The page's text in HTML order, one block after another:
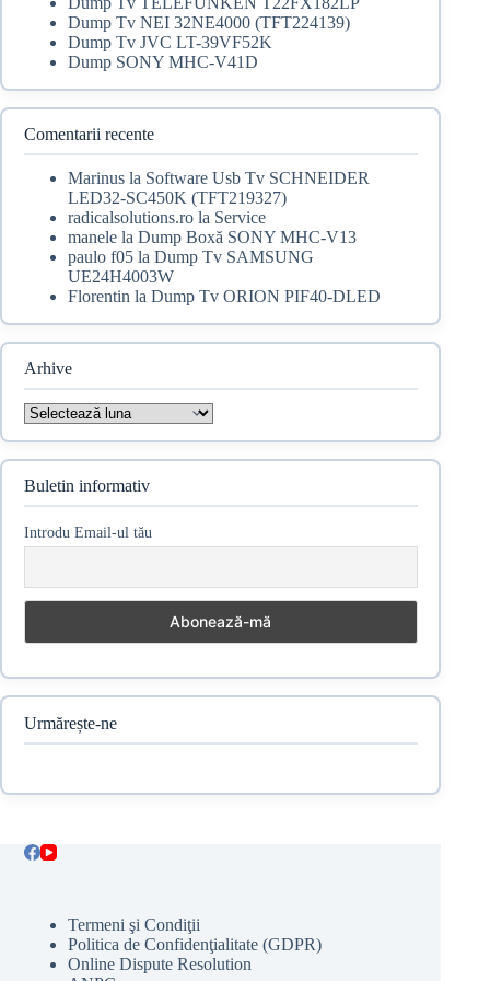
Dump Tv NEI 32NE4000 (TFT224139)
Dump Tv JVC LT-39VF52K
Dump SONY MHC-V41D
Comentarii recente
Marinusla Software Usb Tv SCHNEIDER
LED32-SC450K (TFT219327)
radicalsolutions.rola Service
manelela Dump Boxă SONY MHC-V13
paulo f05la Dump Tv SAMSUNG
UE24H4003W
Florentin la Dump Tv ORION PIF40-DLED
Arhive
Arhive
Buletin informativ
Introdu Email-ul tău
Urmărește-ne
Termeni şi Condiţii
Politica de Confidenţialitate (GDPR)
Online Dispute Resolution